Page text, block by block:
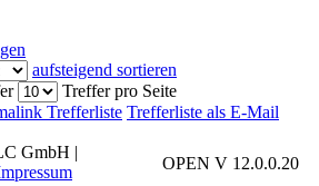
aufsteigend sortieren
Treffer pro Seite
Trefferliste Trefferliste als E-Mail
OPEN V 12.0.0.20
GmbH |